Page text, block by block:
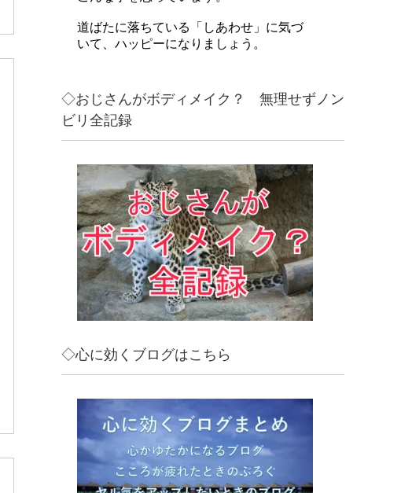
道ばたに落ちている「しあわせ」に気づ
いて、ハッピーになりましょう。
◇おじさんがボディメイク？ 無理せずノン
ビリ全記録
◇心に効くブログはこちら